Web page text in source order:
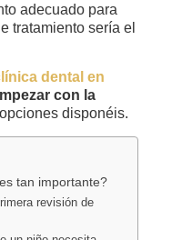
adecuado para
tratamiento sería el
dental en
con la
disponéis.
tan importante?
revisión de